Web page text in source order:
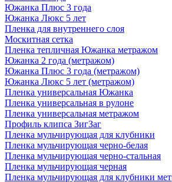
Южанка Плюс 3 года
Южанка Люкс 5 лет
Пленка для внутреннего слоя
Москитная сетка
Пленка тепличная Южанка метражом
Южанка 2 года (метражом)
Южанка Плюс 3 года (метражом)
Южанка Люкс 5 лет (метражом)
Пленка универсальная Южанка
Пленка универсальная в рулоне
Пленка универсальная метражом
Профиль клипса ЗигЗаг
Пленка мульчирующая для клубники
Пленка мульчирующая черно-белая
Пленка мульчирующая черно-стальная
Пленка мульчирующая черная
Пленка мульчирующая для клубники